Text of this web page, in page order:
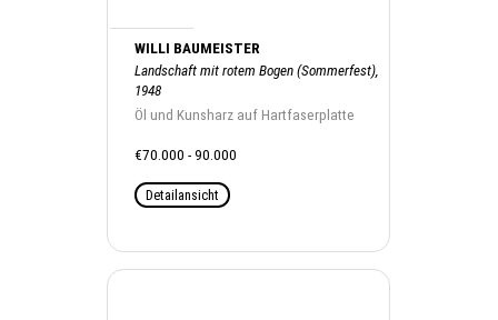
WILLI BAUMEISTER
Landschaft mit rotem Bogen (Sommerfest),
1948
Öl und Kunsharz auf Hartfaserplatte
€70.000 - 90.000
Detailansicht